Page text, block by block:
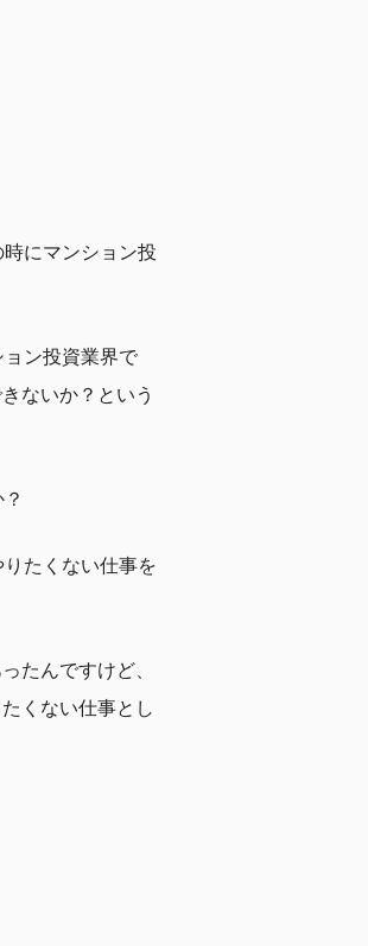
にマンション投
ン投資業界で
ないか？という
たくない仕事を
たんですけど、
くない仕事とし